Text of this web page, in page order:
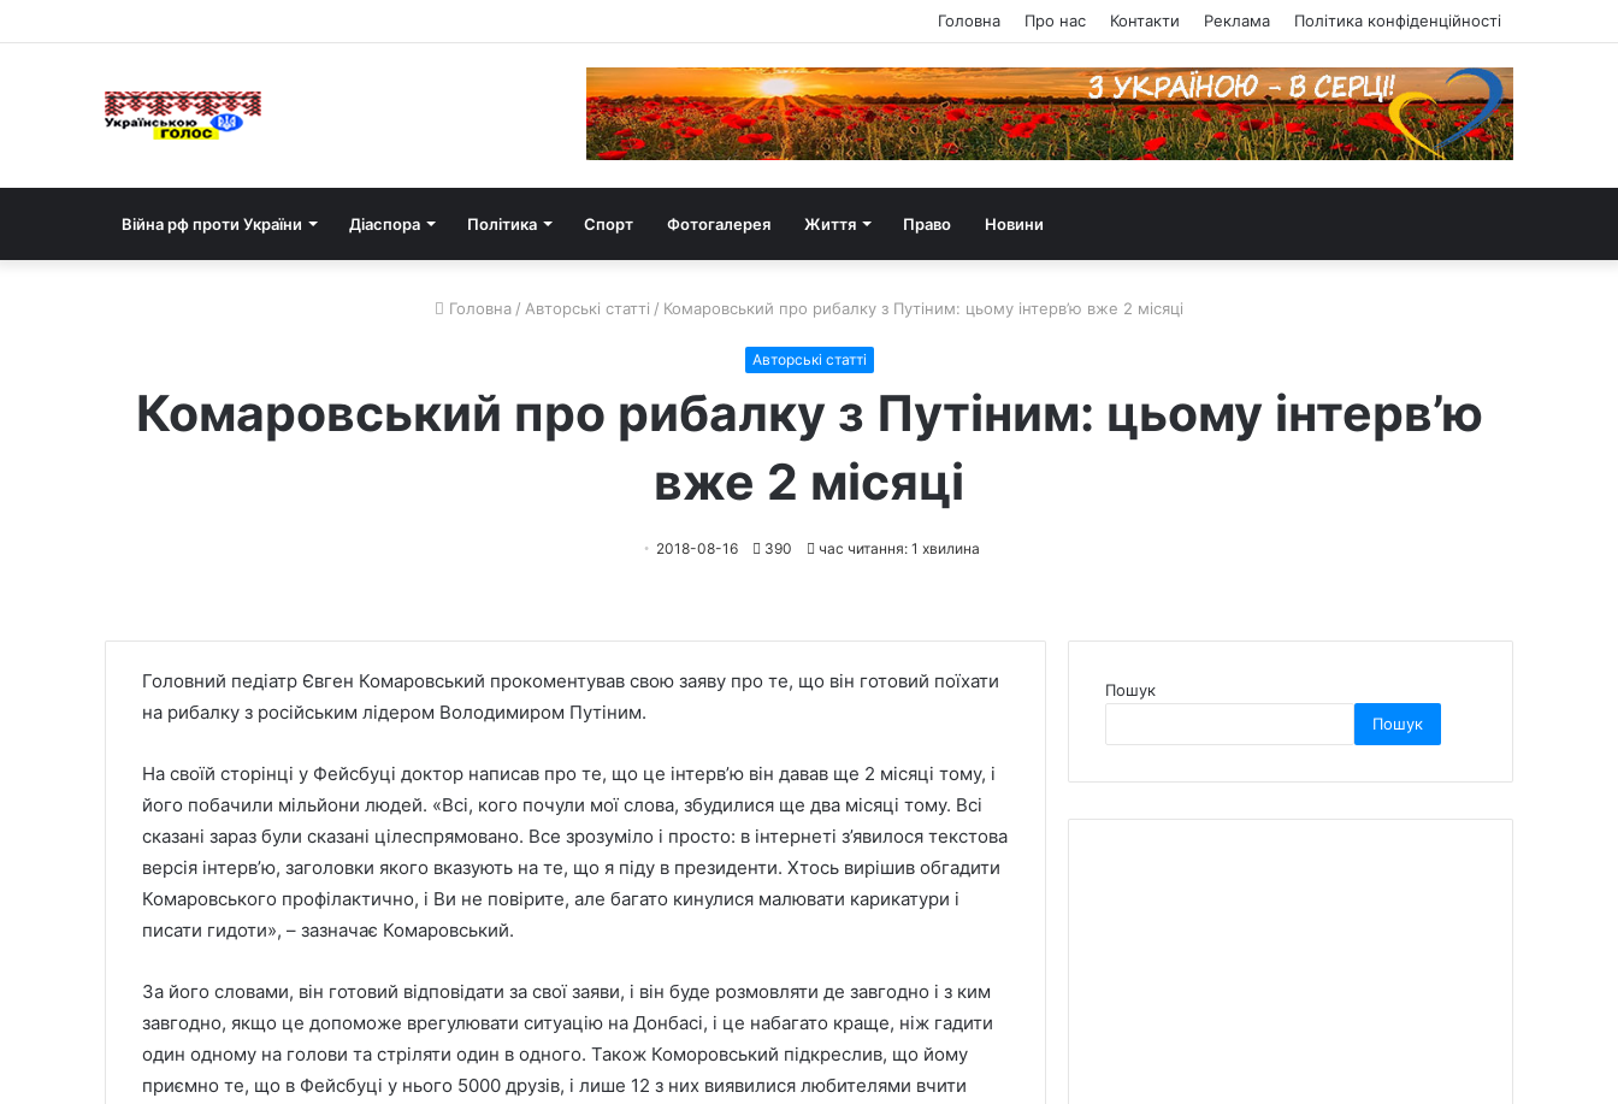
Головна Про нас Контакти Реклама Політика конфіденційності
Війна рф проти України Діаспора Політика Спорт Фотогалерея Життя Право Новини
Головна / Авторські статті / Комаровський про рибалку з Путіним: цьому інтерв’ю вже 2 місяці
Авторські статті
Комаровський про рибалку з Путіним: цьому інтерв’ю
вже 2 місяці
2018-08-16 390 час читання: 1 хвилина
Головний педіатр Євген Комаровський прокоментував свою заяву про те, що він готовий поїхати
на рибалку з російським лідером Володимиром Путіним.
На своїй сторінці у Фейсбуці доктор написав про те, що це інтерв’ю він давав ще 2 місяці тому, і
його побачили мільйони людей. «Всі, кого почули мої слова, збудилися ще два місяці тому. Всі
сказані зараз були сказані цілеспрямовано. Все зрозуміло і просто: в інтернеті з’явилося текстова
версія інтерв’ю, заголовки якого вказують на те, що я піду в президенти. Хтось вирішив обгадити
Комаровського профілактично, і Ви не повірите, але багато кинулися малювати карикатури і
писати гидоти», – зазначає Комаровський.
За його словами, він готовий відповідати за свої заяви, і він буде розмовляти де завгодно і з ким
завгодно, якщо це допоможе врегулювати ситуацію на Донбасі, і це набагато краще, ніж гадити
один одному на голови та стріляти один в одного. Також Коморовський підкреслив, що йому
приємно те, що в Фейсбуці у нього 5000 друзів, і лише 12 з них виявилися любителями вчити
Пошук
Пошук